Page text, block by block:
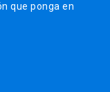
que ponga en